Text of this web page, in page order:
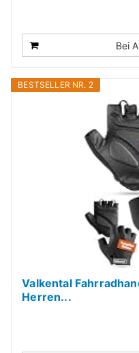
Bei
BESTSELLER NR. 2
Valkental
Herren...